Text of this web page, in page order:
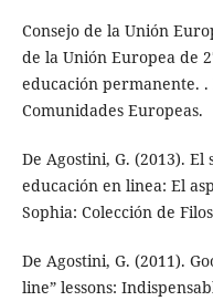
Consejo de la Unión
de la Unión Europea de
educación permanente.
Comunidades Europeas.
De Agostini, G. (2013).
educación en linea: El
Sophia: Colección de
De Agostini, G. (2011).
line” lessons: